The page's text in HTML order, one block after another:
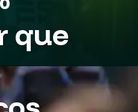
que